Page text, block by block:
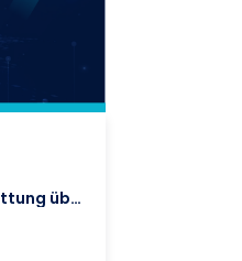
Kanada S-211 Berichterstattung über Zwangsarbeit